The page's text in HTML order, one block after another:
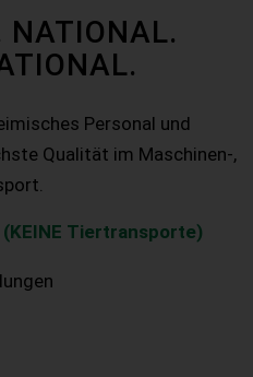
NATIONAL.
Personal und
Qualität im Maschinen-,
Tiertransporte)